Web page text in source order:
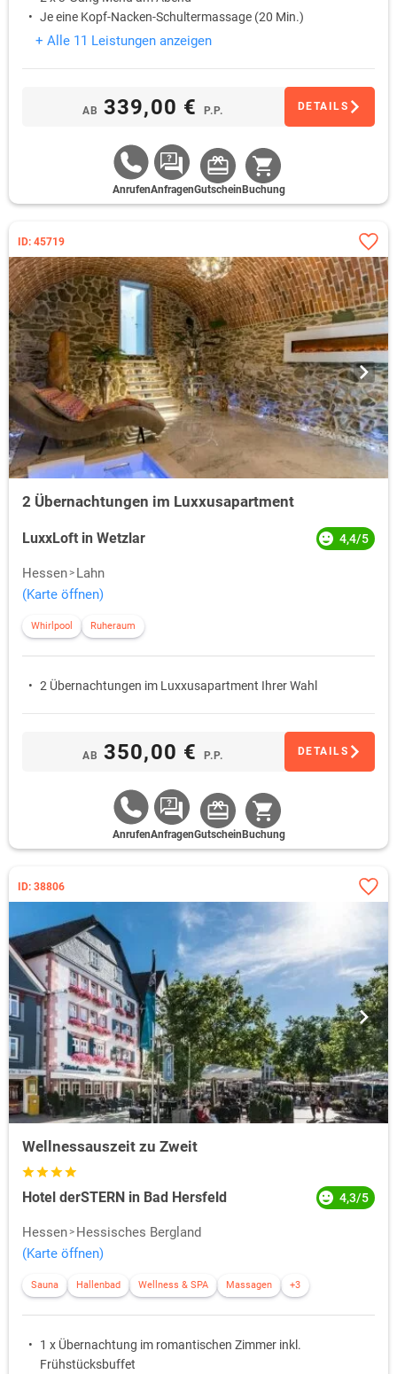
Je eine Kopf-Nacken-Schultermassage (20 Min.)
+ Alle 11 Leistungen anzeigen
AB 339,00 € P.P. DETAILS
AnrufenAnfragenGutschein Buchung
ID: 45719
2 Übernachtungen im Luxxusapartment
LuxxLoft in Wetzlar 4,4/5
Hessen
Lahn
(Karte öffnen)
Whirlpool Ruheraum
2 Übernachtungen im Luxxusapartment Ihrer Wahl
AB 350,00 € P.P. DETAILS
AnrufenAnfragenGutschein Buchung
ID: 38806
Wellnessauszeit zu Zweit
Hotel derSTERN in Bad Hersfeld 4,3/5
Hessen
Hessisches Bergland
(Karte öffnen)
Sauna Hallenbad Wellness & SPA Massagen +3
1 x Übernachtung im romantischen Zimmer inkl.
Frühstücksbuffet